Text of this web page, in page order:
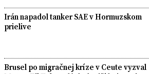
Irán napadol tanker SAE v Hormuzskom
prielive
Brusel po migračnej kríze v Ceute vyzval